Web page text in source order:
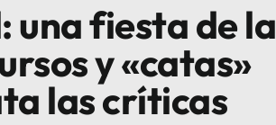
una fiesta de la
y «catas»
las críticas